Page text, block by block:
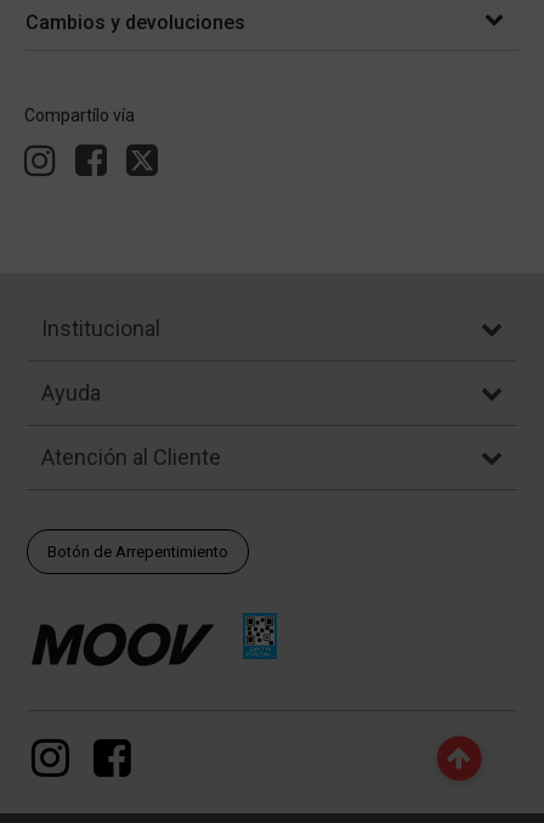
Cambios y devoluciones
Compartílo vía
Institucional
Ayuda
Atención al Cliente
Botón de Arrepentimiento